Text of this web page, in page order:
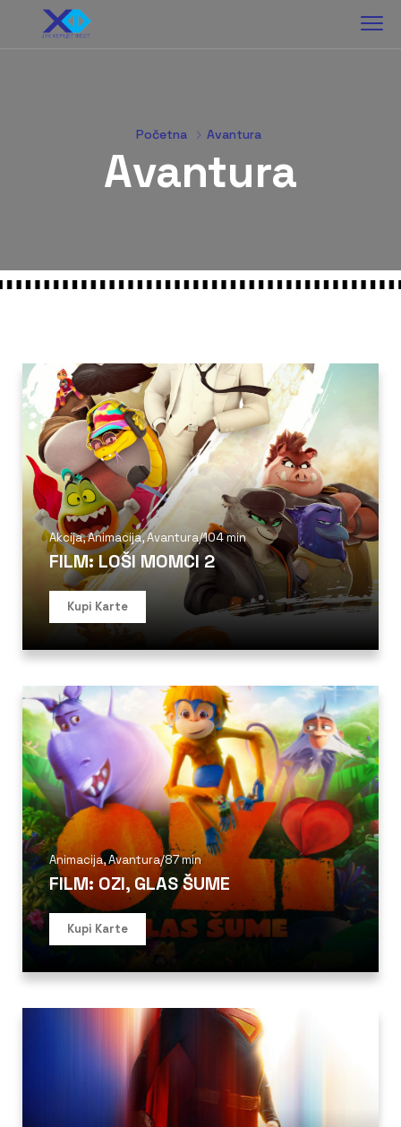
Početna Avantura
Avantura
Akcija,Animacija,Avantura/104 min
FILM: LOŠI MOMCI 2
Kupi Karte
Animacija,Avantura/87 min
FILM: OZI, GLAS ŠUME
Kupi Karte